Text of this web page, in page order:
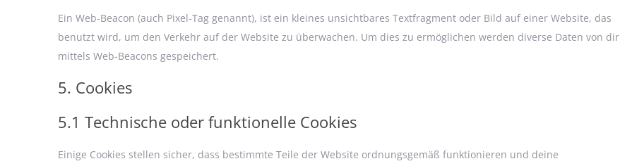
Ein Web-Beacon (auch Pixel-Tag genannt), ist ein kleines unsichtbares Textfragment oder Bild auf einer Website, das
benutzt wird, um den Verkehr auf der Website zu überwachen. Um dies zu ermöglichen werden diverse Daten von dir
mittels Web-Beacons gespeichert.
5. Cookies
5.1 Technische oder funktionelle Cookies
Einige Cookies stellen sicher, dass bestimmte Teile der Website ordnungsgemäß funktionieren und deine